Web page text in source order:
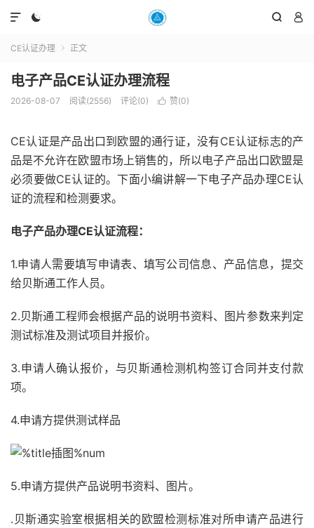
  

CE认证办理  正文
电子产品CE认证办理流程
2026-08-07 阅读(2556) 评论(0)  赞(0)
CE认证是产品出口到欧盟的通行证，没有CE认证标志的产
品是不允许在欧盟市场上销售的，所以电子产品出口欧盟是
必须要做CE认证的。下面小编讲解一下电子产品办理CE认
证的流程和检测要求。
电子产品办理CE认证流程：
1.申请人需要填写申请表、填写公司信息、产品信息，提交
给贝斯通工作人员。
2.贝斯通工程师会根据产品的说明书资料、图片参数来判定
测试标准及测试项目并报价。
3.申请人确认报价，与贝斯通检测机构签订合同并支付款
项。
4.申请方提供测试样品
5.申请方提供产品说明书资料、图片。
.贝斯通实验室根据相关的欧盟检测标准对所申请产品进行